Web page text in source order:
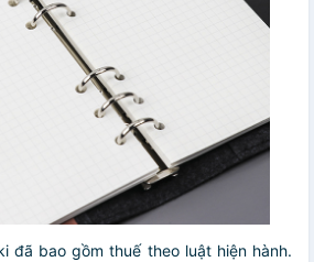
đã bao gồm thuế theo luật hiện hành.